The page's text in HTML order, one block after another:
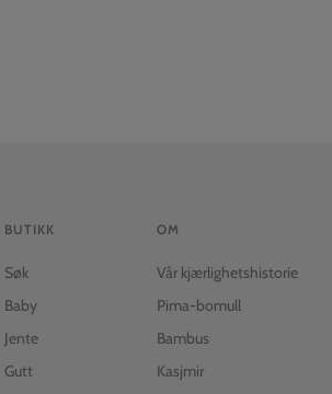
BUTIKK
Søk
Baby
Jente
Gutt
OM
Vår kjærlighetshistorie
Pima-bomull
Bambus
Kasjmir